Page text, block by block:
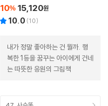
10% 15,120원
10.0 (10)
내가 정말 좋아하는 건 뭘까. 행
복한 1등을 꿈꾸는 아이에게 건네
는 따뜻한 응원의 그림책